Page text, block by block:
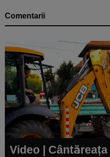
Comentarii
Video |